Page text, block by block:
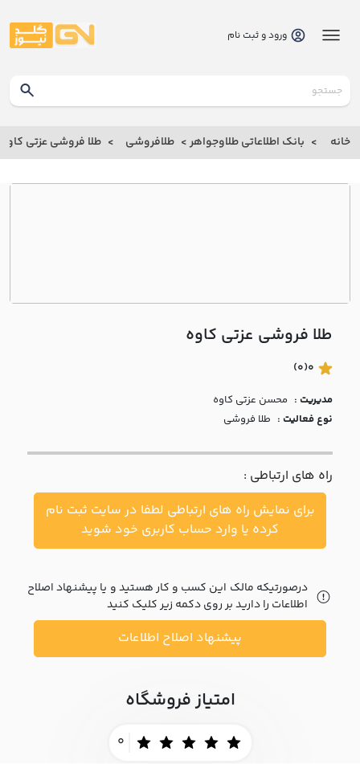
بانک
بانک
اطلاعاتی
درباره
با ما
مقالات
اخبار
پرسش
متداول
خواست
ورود و ثبت نام
خانه بانک اطلاعاتی طلاوجواهر طلافروشی طلا فروشی عزتي کاوه
طلا فروشی عزتي کاوه
0
(0)
مدیریت : محسن عزتي کاوه
نوع فعالیت : طلا فروشی
راه های ارتباطی :
برای نمایش راه های ارتباطی لطفا در سایت ثبت نام
کرده یا وارد حساب کاربری خود شوید
درصورتیکه مالک این کسب و کار هستید و یا پیشنهاد اصلاح
اطلاعات را دارید بر روی دکمه زیر کلیک کنید
پیشنهاد اصلاح اطلاعات
امتیاز فروشگاه
0